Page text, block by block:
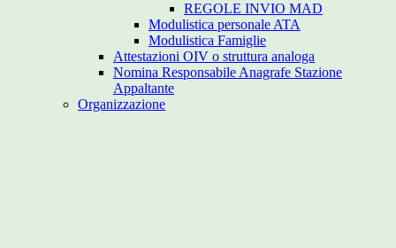
REGOLE INVIO MAD
Modulistica personale ATA
Modulistica Famiglie
Attestazioni OIV o struttura analoga
Nomina Responsabile Anagrafe Stazione
Appaltante
Organizzazione